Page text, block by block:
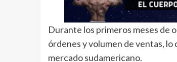
Durante los primeros meses de
órdenes y volumen de ventas,
mercado sudamericano.